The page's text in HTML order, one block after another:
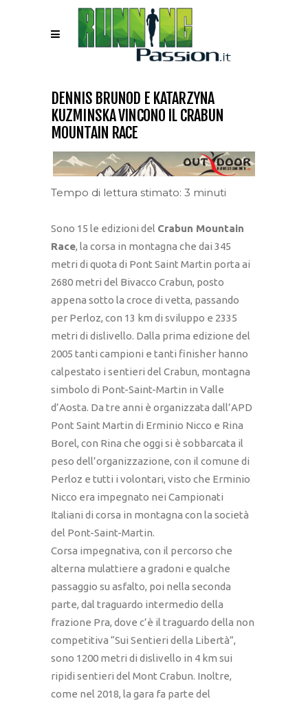
DENNIS BRUNOD E KATARZYNA
KUZMINSKA VINCONO IL CRABUN
MOUNTAIN RACE
Tempo di lettura stimato: 3 minuti
Sono 15 le edizioni del Crabun Mountain
Race, la corsa in montagna che dai 345
metri di quota di Pont Saint Martin porta ai
2680 metri del Bivacco Crabun, posto
appena sotto la croce di vetta, passando
per Perloz, con 13 km di sviluppo e 2335
metri di dislivello. Dalla prima edizione del
2005 tanti campioni e tanti finisher hanno
calpestato i sentieri del Crabun, montagna
simbolo di Pont-Saint-Martin in Valle
d’Aosta. Da tre anni è organizzata dall’APD
Pont Saint Martin di Erminio Nicco e Rina
Borel, con Rina che oggi si è sobbarcata il
peso dell’organizzazione, con il comune di
Perloz e tutti i volontari, visto che Erminio
Nicco era impegnato nei Campionati
Italiani di corsa in montagna con la società
del Pont-Saint-Martin.
Corsa impegnativa, con il percorso che
alterna mulattiere a gradoni e qualche
passaggio su asfalto, poi nella seconda
parte, dal traguardo intermedio della
frazione Pra, dove c’è il traguardo della non
competitiva “Sui Sentieri della Libertà”,
sono 1200 metri di dislivello in 4 km sui
ripidi sentieri del Mont Crabun. Inoltre,
come nel 2018, la gara fa parte del